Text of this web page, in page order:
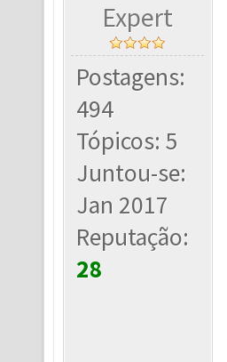
Expert
Postagens:
494
Tópicos: 5
Juntou-se:
Jan 2017
Reputação:
28